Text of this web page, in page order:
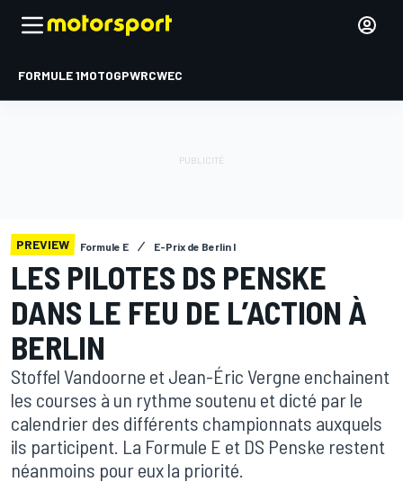
FORMULE 1MOTOGPWRCWEC
PREVIEW Formule E E-Prix de Berlin I
LES PILOTES DS PENSKE
DANS LE FEU DE L’ACTION À
BERLIN
Stoffel Vandoorne et Jean-Éric Vergne enchainent
les courses à un rythme soutenu et dicté par le
calendrier des différents championnats auxquels
ils participent. La Formule E et DS Penske restent
néanmoins pour eux la priorité.